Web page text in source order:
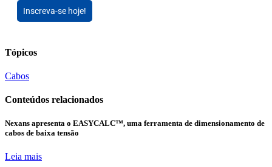
Inscreva-se hoje!
Tópicos
Cabos
Conteúdos relacionados
Nexans apresenta o EASYCALC™, uma ferramenta de dimensionamento de
cabos de baixa tensão
Leia mais